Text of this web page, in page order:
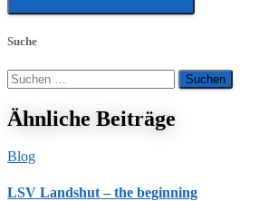
Suche
Suchen
nach:
Ähnliche Beiträge
Blog
LSV Landshut – the beginning